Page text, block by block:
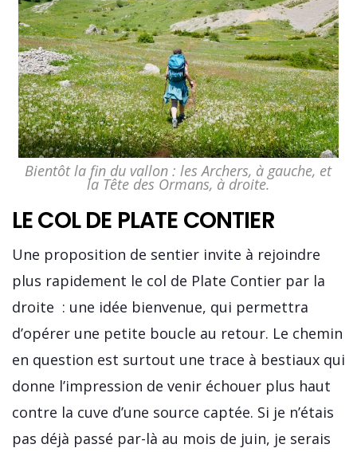
Bientôt la fin du vallon : les Archers, à gauche, et
la Tête des Ormans, à droite.
LE COL DE PLATE CONTIER
Une proposition de sentier invite à rejoindre
plus rapidement le col de Plate Contier par la
droite : une idée bienvenue, qui permettra
d’opérer une petite boucle au retour. Le chemin
en question est surtout une trace à bestiaux qui
donne l’impression de venir échouer plus haut
contre la cuve d’une source captée. Si je n’étais
pas déjà passé par-là au mois de juin, je serais